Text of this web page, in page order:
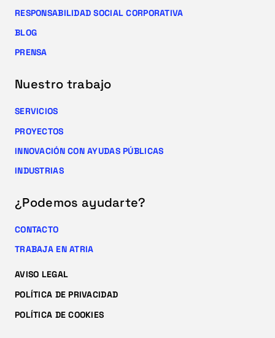
RESPONSABILIDAD SOCIAL CORPORATIVA
BLOG
PRENSA
Nuestro trabajo
SERVICIOS
PROYECTOS
INNOVACIÓN CON AYUDAS PÚBLICAS
INDUSTRIAS
¿Podemos ayudarte?
CONTACTO
TRABAJA EN ATRIA
AVISO LEGAL
POLÍTICA DE PRIVACIDAD
POLÍTICA DE COOKIES